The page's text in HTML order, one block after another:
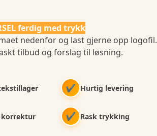
ferdig med trykk
nedenfor og last gjerne opp logofil.
tilbud og forslag til løsning.
✔ Hurtig levering
korrektur ✔ Rask trykking